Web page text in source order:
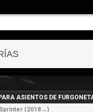
ASIENTOS DE
Sprinter (2018→)